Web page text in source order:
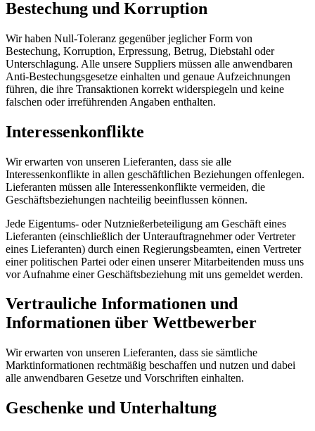
Bestechung und Korruption
Wir haben Null-Toleranz gegenüber jeglicher Form von
Bestechung, Korruption, Erpressung, Betrug, Diebstahl oder
Unterschlagung. Alle unsere Suppliers müssen alle anwendbaren
Anti-Bestechungsgesetze einhalten und genaue Aufzeichnungen
führen, die ihre Transaktionen korrekt widerspiegeln und keine
falschen oder irreführenden Angaben enthalten.
Interessenkonflikte
Wir erwarten von unseren Lieferanten, dass sie alle
Interessenkonflikte in allen geschäftlichen Beziehungen offenlegen.
Lieferanten müssen alle Interessenkonflikte vermeiden, die
Geschäftsbeziehungen nachteilig beeinflussen können.
Jede Eigentums- oder Nutznießerbeteiligung am Geschäft eines
Lieferanten (einschließlich der Unterauftragnehmer oder Vertreter
eines Lieferanten) durch einen Regierungsbeamten, einen Vertreter
einer politischen Partei oder einen unserer Mitarbeitenden muss uns
vor Aufnahme einer Geschäftsbeziehung mit uns gemeldet werden.
Vertrauliche Informationen und
Informationen über Wettbewerber
Wir erwarten von unseren Lieferanten, dass sie sämtliche
Marktinformationen rechtmäßig beschaffen und nutzen und dabei
alle anwendbaren Gesetze und Vorschriften einhalten.
Geschenke und Unterhaltung